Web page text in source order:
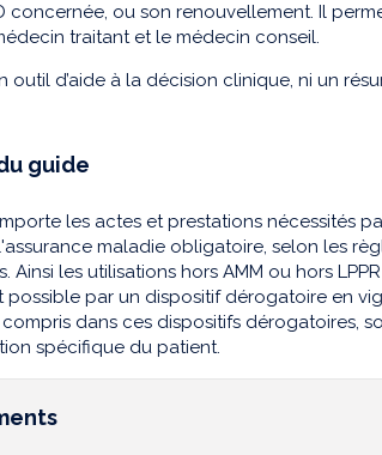
concernée, ou son renouvellement. Il
traitant et le médecin conseil.
outil d’aide à la décision clinique, ni un
guide
les actes et prestations nécessités
maladie obligatoire, selon les
Ainsi les utilisations hors AMM ou hors
possible par un dispositif dérogatoire en
compris dans ces dispositifs dérogatoires,
spécifique du patient.